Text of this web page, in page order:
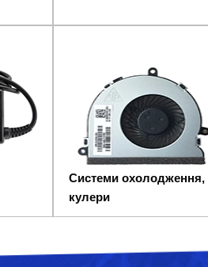
Системи охолодження,
кулери